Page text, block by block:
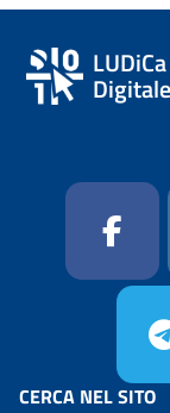
Digitale
CERCA NEL SITO